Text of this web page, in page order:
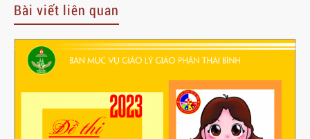
Bài viết liên quan